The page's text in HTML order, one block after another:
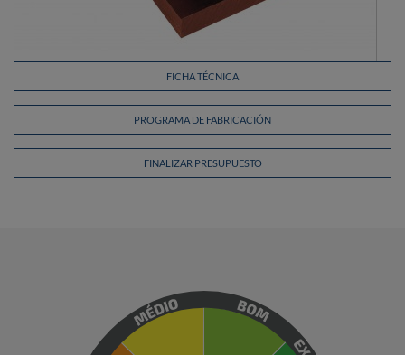
FICHA TÉCNICA
PROGRAMA DE FABRICACIÓN
FINALIZAR PRESUPUESTO